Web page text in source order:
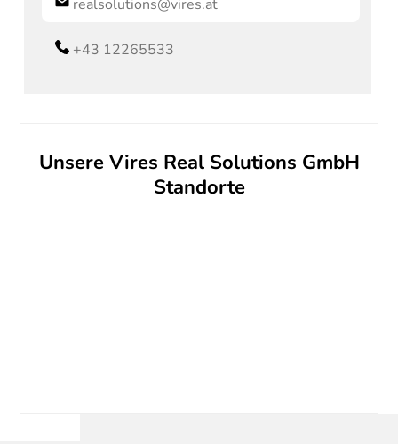
realsolutions@vires.at
+43 12265533
Unsere Vires Real Solutions GmbH
Standorte